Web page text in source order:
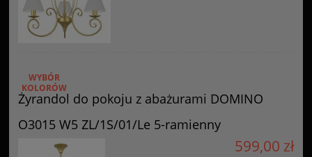
Żyrandol do pokoju z abażurami DOMINO
O3015 W5 ZL/1S/01/Le 5-ramienny
WYBÓR
KOLORÓW
599,00 zł